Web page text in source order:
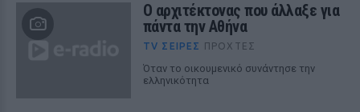
Ο αρχιτέκτονας που άλλαξε για
πάντα την Αθήνα
TV ΣΕΙΡΈΣ ΠΡΟΧΤΈΣ
Όταν το οικουμενικό συνάντησε την
ελληνικότητα